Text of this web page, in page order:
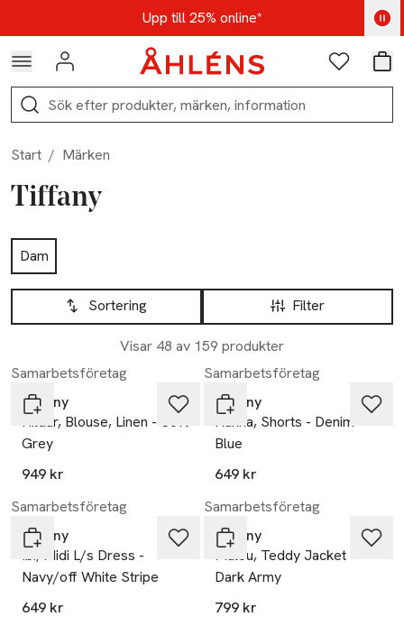
Hoppa till navigationsmenynUpp till 25% online*
Kod: AUG25 - Shoppa nu
Logga in Favoriter
Sök
Start / Märken
Tiffany
Hoppa till produktsidan
Dam
Hoppa till produktsidan
Filter
Sortering
Visar 48 av 159 produkter
Lista över produkter
Samarbetsföretag
Tiffany
Hildur, Blouse, Linen - Soft
Grey
949 kr
Samarbetsföretag
Tiffany
Hanna, Shorts - Denim
Blue
649 kr
Samarbetsföretag
Tiffany
Ibi, Midi L/s Dress -
Navy/off White Stripe
649 kr
Samarbetsföretag
Tiffany
Malou, Teddy Jacket -
Dark Army
799 kr